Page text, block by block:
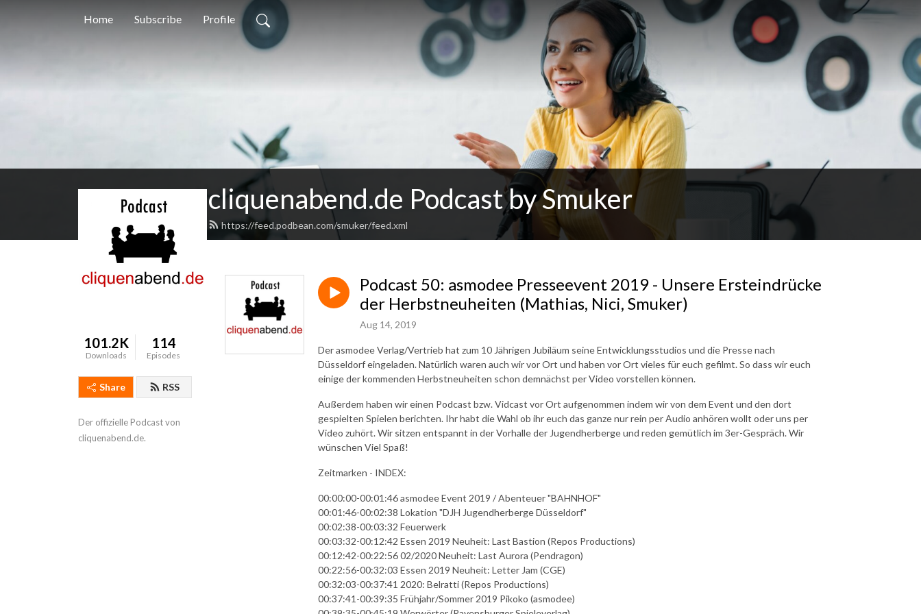
Home Subscribe Profile
cliquenabend.de Podcast by Smuker
https://feed.podbean.com/smuker/feed.xml
101.2K
Downloads
114
Episodes
Share RSS
Der offizielle Podcast von
cliquenabend.de.
Podcast 50: asmodee Presseevent 2019 - Unsere Ersteindrücke
der Herbstneuheiten (Mathias, Nici, Smuker)
Aug 14, 2019
Der asmodee Verlag/Vertrieb hat zum 10 Jährigen Jubiläum seine Entwicklungsstudios und die Presse nach
Düsseldorf eingeladen. Natürlich waren auch wir vor Ort und haben vor Ort vieles für euch gefilmt. So dass wir euch
einige der kommenden Herbstneuheiten schon demnächst per Video vorstellen können.
Außerdem haben wir einen Podcast bzw. Vidcast vor Ort aufgenommen indem wir von dem Event und den dort
gespielten Spielen berichten. Ihr habt die Wahl ob ihr euch das ganze nur rein per Audio anhören wollt oder uns per
Video zuhört. Wir sitzen entspannt in der Vorhalle der Jugendherberge und reden gemütlich im 3er-Gespräch. Wir
wünschen Viel Spaß!
Zeitmarken - INDEX:
00:00:00-00:01:46 asmodee Event 2019 / Abenteuer "BAHNHOF"
00:01:46-00:02:38 Lokation "DJH Jugendherberge Düsseldorf"
00:02:38-00:03:32 Feuerwerk
00:03:32-00:12:42 Essen 2019 Neuheit: Last Bastion (Repos Productions)
00:12:42-00:22:56 02/2020 Neuheit: Last Aurora (Pendragon)
00:22:56-00:32:03 Essen 2019 Neuheit: Letter Jam (CGE)
00:32:03-00:37:41 2020: Belratti (Repos Productions)
00:37:41-00:39:35 Frühjahr/Sommer 2019 Pikoko (asmodee)